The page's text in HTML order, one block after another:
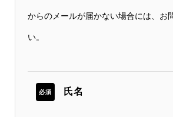
からのメールが届かない場合には、お
い。
必須 氏名